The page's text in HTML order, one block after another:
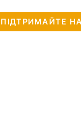
ПІДТРИМАЙТЕ